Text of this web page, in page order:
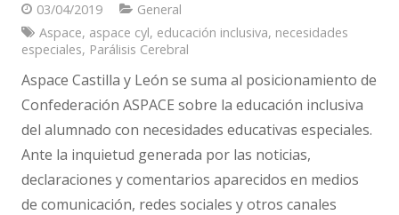
03/04/2019
General
Aspace, aspace cyl, educación inclusiva, necesidades
especiales, Parálisis Cerebral
Aspace Castilla y León se suma al posicionamiento de
Confederación ASPACE sobre la educación inclusiva
del alumnado con necesidades educativas especiales.
Ante la inquietud generada por las noticias,
declaraciones y comentarios aparecidos en medios
de comunicación, redes sociales y otros canales